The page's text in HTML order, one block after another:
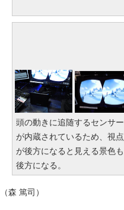
頭の動きに追随するセンサー
が内蔵されているため、視点
が後方になると見える景色も
後方になる。
（森 篤司）